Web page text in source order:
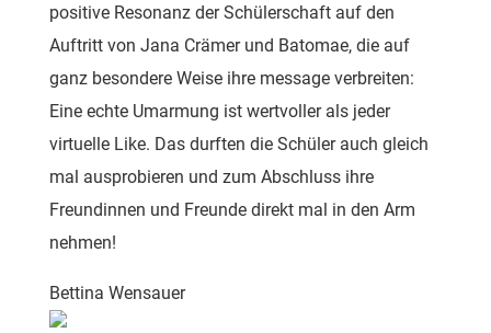
positive Resonanz der Schülerschaft auf den
Auftritt von Jana Crämer und Batomae, die auf
ganz besondere Weise ihre message verbreiten:
Eine echte Umarmung ist wertvoller als jeder
virtuelle Like. Das durften die Schüler auch gleich
mal ausprobieren und zum Abschluss ihre
Freundinnen und Freunde direkt mal in den Arm
nehmen!
Bettina Wensauer